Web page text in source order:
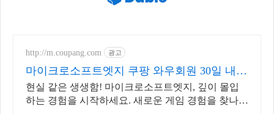
http://m.coupang.com 광고
마이크로소프트엣지 쿠팡 와우회원 30일 내
무료반품
현실 같은 생생함! 마이크로소프트엣지, 깊이 몰입
하는 경험을 시작하세요. 새로운 게임 경험을 찾나